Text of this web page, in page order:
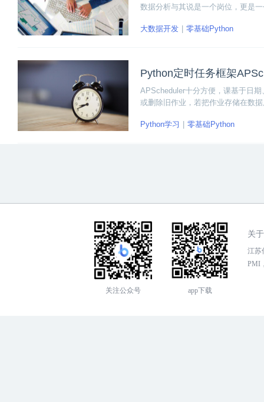
数据分析与其说是一个岗位，更是
解数据分析这一行业。
大数据开发 零基础Python
Python定时任务框架
APScheduler十分方便，课基于日
或删除旧作业，若把作业存储在数
Python学习
零基础Python
关注公众号 app下载
关
江苏
PMI